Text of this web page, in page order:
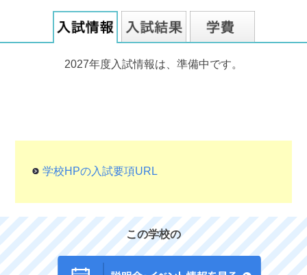
2027年度入試情報は、準備中です。
学校HPの入試要項URL
この学校の